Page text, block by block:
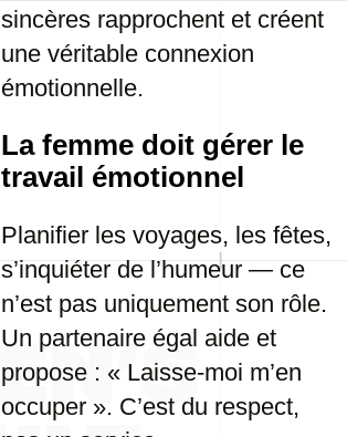
sincères rapprochent et créent
une véritable connexion
émotionnelle.
La femme doit gérer le
travail émotionnel
Planifier les voyages, les fêtes,
s’inquiéter de l’humeur — ce
n’est pas uniquement son rôle.
Un partenaire égal aide et
propose : « Laisse-moi m’en
occuper ». C’est du respect,